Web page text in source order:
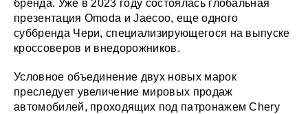
бренда. Уже в 2023 году состоялась глобальная
презентация Omoda и Jaecoo, еще одного
суббренда Чери, специализирующегося на выпуске
кроссоверов и внедорожников.
Условное объединение двух новых марок
преследует увеличение мировых продаж
автомобилей, проходящих под патронажем Chery